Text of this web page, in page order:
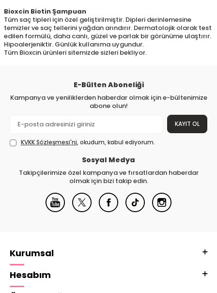
Bioxcin Biotin Şampuan
Tüm saç tipleri için özel geliştirilmiştir. Dipleri derinlemesine
temizler ve saç tellerini yağdan arındırır. Dermatolojik olarak test
edilen formülü, daha canlı, güzel ve parlak bir görünüme ulaştırır.
Hipoalerjeniktir. Günlük kullanıma uygundur.
Tüm Bioxcin ürünleri sitemizde sizleri bekliyor.
E-Bülten Aboneliği
Kampanya ve yeniliklerden haberdar olmak için e-bültenimize
abone olun!
KAYIT OL
KVKK Sözleşmesi'ni, okudum, kabul ediyorum.
Sosyal Medya
Takipçilerimize özel kampanya ve fırsatlardan haberdar
olmak için bizi takip edin.
Kurumsal
Hesabım